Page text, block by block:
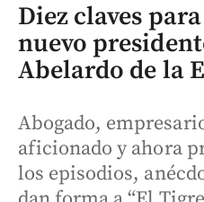
Diez claves
nuevo
Abelardo de la
Abogado,
aficionado y ahora
los episodios,